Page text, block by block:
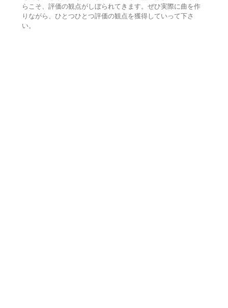
らこそ、評価の観点がしぼられてきます。ぜひ実際に曲を作
りながら、ひとつひとつ評価の観点を獲得していって下さ
い。